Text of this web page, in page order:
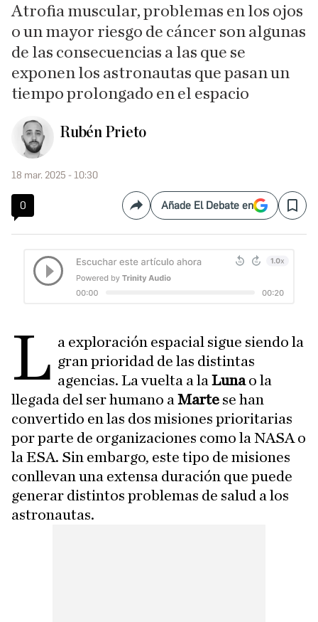
Atrofia muscular, problemas en los ojos
o un mayor riesgo de cáncer son algunas
de las consecuencias a las que se
exponen los astronautas que pasan un
tiempo prolongado en el espacio
Rubén Prieto
18 mar. 2025 - 10:30
0 CompartirAñade El Debate en Save
L a exploración espacial sigue siendo la
gran prioridad de las distintas
agencias. La vuelta a laLunao la
llegada del ser humano a Marte se han
convertido en las dos misiones prioritarias
por parte de organizaciones como la NASA o
la ESA. Sin embargo, este tipo de misiones
conllevan una extensa duración que puede
generar distintos problemas de salud a los
astronautas.